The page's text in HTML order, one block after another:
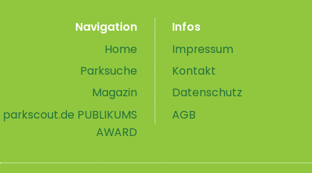
Navigation
Home
Parksuche
Magazin
parkscout.de PUBLIKUMS
AWARD
Infos
Impressum
Kontakt
Datenschutz
AGB